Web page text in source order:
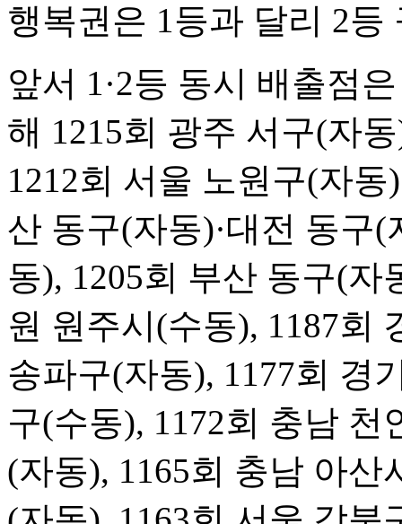
행복권은 1등과 달리 2
앞서 1·2등 동시 배출점
해 1215회 광주 서구(자
1212회 서울 노원구(자
산 동구(자동)·대전 동구
동), 1205회 부산 동구(자
원 원주시(수동), 1187회
송파구(자동), 1177회 경
구(수동), 1172회 충남 천
(자동), 1165회 충남 아산